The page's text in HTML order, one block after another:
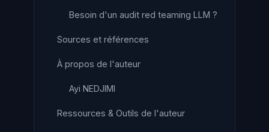
Besoin d'un audit red teaming LLM ?
Sources et références
À propos de l'auteur
Ayi NEDJIMI
Ressources & Outils de l'auteur